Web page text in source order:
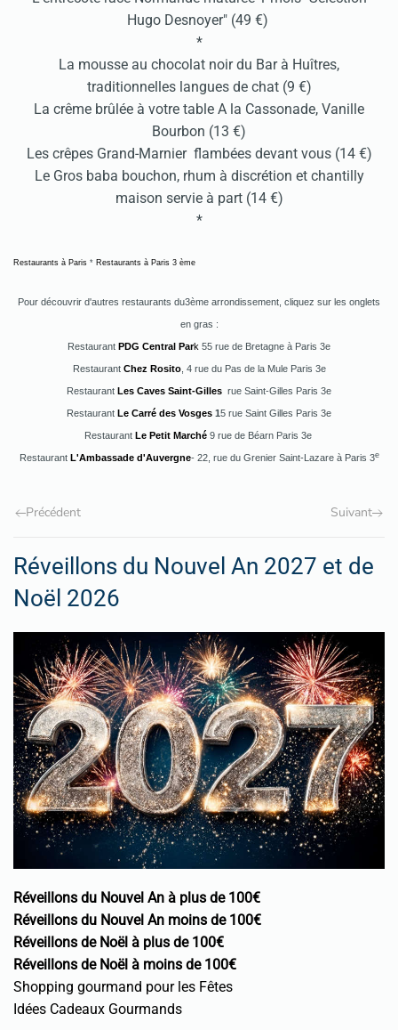
Hugo Desnoyer" (49 €)
*
La mousse au chocolat noir du Bar à Huîtres,
traditionnelles langues de chat (9 €)
La crême brûlée à votre table A la Cassonade, Vanille
Bourbon (13 €)
Les crêpes Grand-Marnier flambées devant vous (14 €)
Le Gros baba bouchon, rhum à discrétion et chantilly
maison servie à part (14 €)
*
Restaurants à Paris * Restaurants à Paris 3 ème
Pour découvrir d'autres restaurants du3ème arrondissement, cliquez sur les onglets
en gras :
Restaurant PDG Central Park 55 rue de Bretagne à Paris 3e
Restaurant Chez Rosito, 4 rue du Pas de la Mule Paris 3e
Restaurant Les Caves Saint-Gilles rue Saint-Gilles Paris 3e
Restaurant Le Carré des Vosges 1 5 rue Saint Gilles Paris 3e
Restaurant Le Petit Marché 9 rue de Béarn Paris 3e
Restaurant L'Ambassade d'Auvergne- 22, rue du Grenier Saint-Lazare à Paris 3e
Précédent Suivant
Réveillons du Nouvel An 2027 et de
Noël 2026
Réveillons du Nouvel An à plus de 100€
Réveillons du Nouvel An moins de 100€
Réveillons de Noël à plus de 100€
Réveillons de Noël à moins de 100€
Shopping gourmand pour les Fêtes
Idées Cadeaux Gourmands